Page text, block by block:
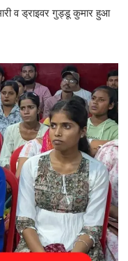
व ड्राइवर गुड्डू कुमार हुआ